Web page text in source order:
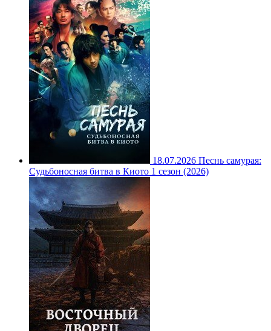
18.07.2026 Песнь самурая:
Судьбоносная битва в Киото 1 сезон (2026)